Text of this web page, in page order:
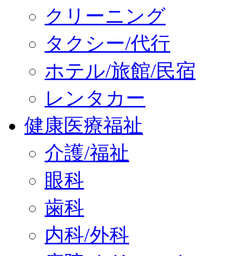
クリーニング
タクシー/代行
ホテル/旅館/民宿
レンタカー
健康医療福祉
介護/福祉
眼科
歯科
内科/外科